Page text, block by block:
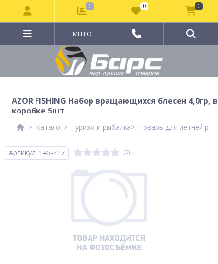
МЕНЮ
AZOR FISHING Набор вращающихся блесен 4,0гр, в
коробке 5шт
Каталог Туризм и рыбалка Товары для летней
Артикул: 145-217 (0)
0 0 0